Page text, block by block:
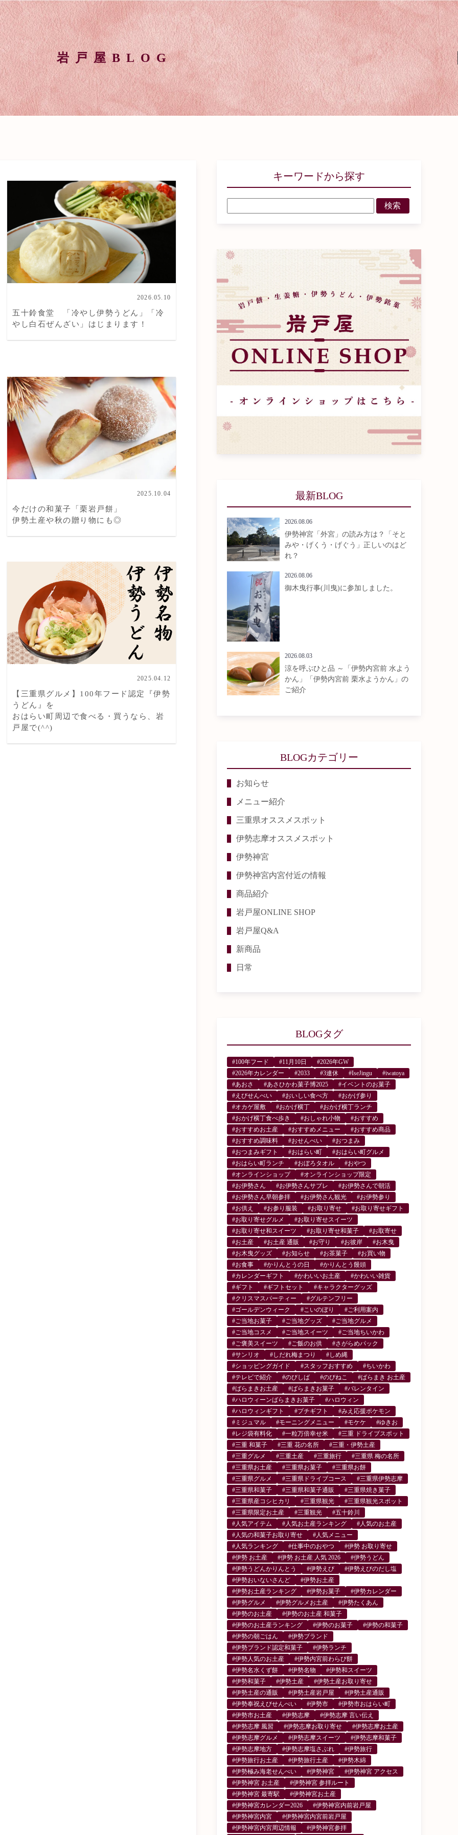
岩戸屋BLOG
2026.05.10
五十鈴食堂 「冷やし伊勢うどん」「冷
やし白石ぜんざい」はじまります！
2025.10.04
今だけの和菓子「栗岩戸餅」
伊勢土産や秋の贈り物にも◎
2025.04.12
【三重県グルメ】100年フード認定『伊勢
うどん』を
おはらい町周辺で食べる・買うなら、岩
戸屋で(^^)
キーワードから探す
検索
最新BLOG
2026.08.06
伊勢神宮「外宮」の読み方は？「そと
みや・げくう・げぐう」正しいのはど
れ？
2026.08.06
御木曳行事(川曳)に参加しました。
2026.08.03
涼を呼ぶひと品 ～「伊勢内宮前 水よう
かん」「伊勢内宮前 栗水ようかん」の
ご紹介
BLOGカテゴリー
お知らせ
メニュー紹介
三重県オススメスポット
伊勢志摩オススメスポット
伊勢神宮
伊勢神宮内宮付近の情報
商品紹介
岩戸屋ONLINE SHOP
岩戸屋Q&A
新商品
日常
BLOGタグ
#100年フード #11月10日
#2026年GW
#2026年カレンダー
#2033 #3連休 #IseJingu
#iwatoya
#あおさ
#あさひかわ菓子博2025
#イベントのお菓子
#えびせんべい
#おいしい食べ方
#おかげ参り
#オカゲ屋敷
#おかげ横丁
#おかげ横丁ランチ
#おかげ横丁食べ歩き
#おしゃれ小物
#おすすめ
#おすすめお土産
#おすすめメニュー
#おすすめ商品
#おすすめ調味料
#おせんべい
#おつまみ
#おつまみギフト
#おはらい町
#おはらい町グルメ
#おはらい町ランチ
#おぼろタオル
#おやつ
#オンラインショップ
#オンラインショップ限定
#お伊勢さん
#お伊勢さんサブレ
#お伊勢さんで朝活
#お伊勢さん早朝参拝
#お伊勢さん観光
#お伊勢参り
#お供え
#お参り服装 #お取り寄せ
#お取り寄せギフト
#お取り寄せグルメ
#お取り寄せスイーツ
#お取り寄せ和スイーツ
#お取り寄せ和菓子
#お取寄せ
#お土産
#お土産 通販 #お守り #お彼岸
#お木曳
#お木曳グッズ
#お知らせ #お茶菓子
#お買い物
#お食事
#かりんとうの日
#かりんとう饅頭
#カレンダーギフト
#かわいいお土産
#かわいい雑貨
#ギフト
#ギフトセット
#キャラクターグッズ
#クリスマスパーティー
#グルテンフリー
#ゴールデンウィーク
#こいのぼり
#ご利用案内
#ご当地お菓子
#ご当地グッズ
#ご当地グルメ
#ご当地コスメ
#ご当地スイーツ
#ご当地ちいかわ
#ご褒美スイーツ
#ご飯のお供
#さがらめパック
#サンリオ
#しだれ梅まつり
#しめ縄
#ショッピングガイド
#スタッフおすすめ
#ちいかわ
#テレビで紹介
#のびしば #のびねこ
#ばらまき お土産
#ばらまきお土産
#ばらまきお菓子
#バレンタイン
#ハロウィーンばらまきお菓子
#ハロウィン
#ハロウィンギフト
#プチギフト
#みえ応援ポケモン
#ミジュマル
#モーニングメニュー #モケケ
#ゆきお
#レジ袋有料化
#一粒万倍幸せ米
#三重 ドライブスポット
#三重 和菓子
#三重 花の名所
#三重・伊勢土産
#三重グルメ
#三重土産 #三重旅行
#三重県 梅の名所
#三重県お土産
#三重県お菓子
#三重県お餅
#三重県グルメ
#三重県ドライブコース
#三重県伊勢志摩
#三重県和菓子
#三重県和菓子通販
#三重県焼き菓子
#三重県産コシヒカリ
#三重県観光
#三重県観光スポット
#三重県限定お土産
#三重観光
#五十鈴川
#人気アイテム
#人気お土産ランキング
#人気のお土産
#人気の和菓子お取り寄せ
#人気メニュー
#人気ランキング
#仕事中のおやつ
#伊勢 お取り寄せ
#伊勢 お土産
#伊勢 お土産 人気 2026
#伊勢うどん
#伊勢うどんかりんとう
#伊勢えび
#伊勢えびのだし塩
#伊勢おいないさんど
#伊勢お土産
#伊勢お土産ランキング
#伊勢お菓子
#伊勢カレンダー
#伊勢グルメ
#伊勢グルメお土産
#伊勢たくあん
#伊勢のお土産
#伊勢のお土産 和菓子
#伊勢のお土産ランキング
#伊勢のお菓子
#伊勢の和菓子
#伊勢の朝ごはん
#伊勢ブランド
#伊勢ブランド認定和菓子
#伊勢ランチ
#伊勢人気のお土産
#伊勢内宮前わらび餅
#伊勢名水くず餅
#伊勢名物
#伊勢和スイーツ
#伊勢和菓子
#伊勢土産
#伊勢土産お取り寄せ
#伊勢土産の通販
#伊勢土産岩戸屋
#伊勢土産通販
#伊勢奉祝えびせんべい
#伊勢市
#伊勢市おはらい町
#伊勢市お土産
#伊勢志摩
#伊勢志摩 言い伝え
#伊勢志摩 風習
#伊勢志摩お取り寄せ
#伊勢志摩お土産
#伊勢志摩グルメ
#伊勢志摩スイーツ
#伊勢志摩和菓子
#伊勢志摩地方
#伊勢志摩塩さぶれ
#伊勢旅行
#伊勢旅行お土産
#伊勢旅行土産
#伊勢木綿
#伊勢極み海老せんべい
#伊勢神宮
#伊勢神宮 アクセス
#伊勢神宮 お土産
#伊勢神宮 参拝ルート
#伊勢神宮 最寄駅
#伊勢神宮お土産
#伊勢神宮カレンダー2026
#伊勢神宮内前岩戸屋
#伊勢神宮内宮
#伊勢神宮内宮前岩戸屋
#伊勢神宮内宮周辺情報
#伊勢神宮参拝